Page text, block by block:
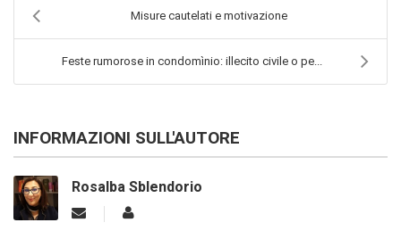
Misure cautelati e motivazione
Feste rumorose in condomìnio: illecito civile o pe...
INFORMAZIONI SULL'AUTORE
Rosalba Sblendorio